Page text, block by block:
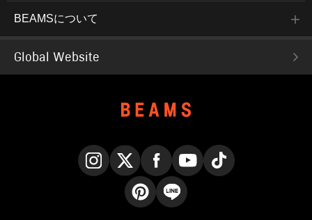
BEAMSについて
Global Website